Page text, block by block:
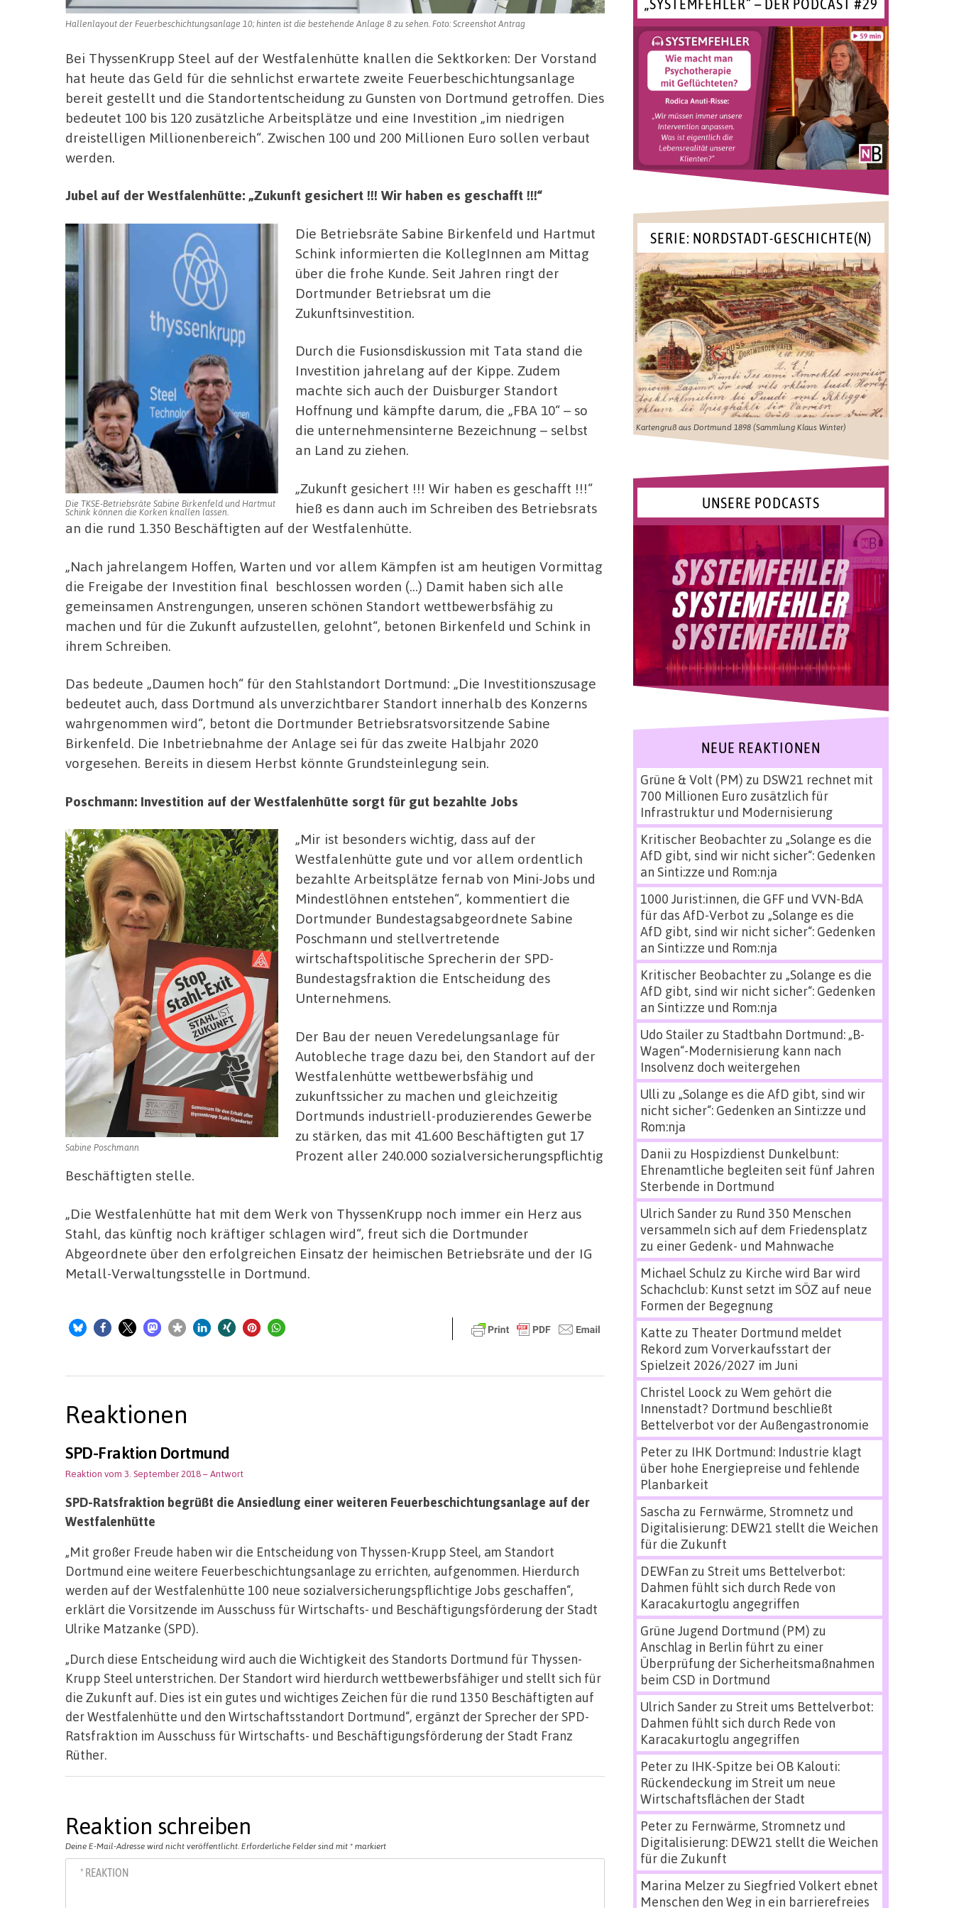
Hallenlayout der Feuerbeschichtungsanlage 10; hinten ist die bestehende Anlage 8 zu sehen. Foto: Screenshot Antrag
Bei ThyssenKrupp Steel auf der Westfalenhütte knallen die Sektkorken: Der Vorstand
hat heute das Geld für die sehnlichst erwartete zweite Feuerbeschichtungsanlage
bereit gestellt und die Standortentscheidung zu Gunsten von Dortmund getroffen. Dies
bedeutet 100 bis 120 zusätzliche Arbeitsplätze und eine Investition „im niedrigen
dreistelligen Millionenbereich“. Zwischen 100 und 200 Millionen Euro sollen verbaut
werden.
Jubel auf der Westfalenhütte: „Zukunft gesichert !!! Wir haben es geschafft !!!“
Die TKSE-Betriebsräte Sabine Birkenfeld und Hartmut
Schink können die Korken knallen lassen.
Die Betriebsräte Sabine Birkenfeld und Hartmut
Schink informierten die KollegInnen am Mittag
über die frohe Kunde. Seit Jahren ringt der
Dortmunder Betriebsrat um die
Zukunftsinvestition.
Durch die Fusionsdiskussion mit Tata stand die
Investition jahrelang auf der Kippe. Zudem
machte sich auch der Duisburger Standort
Hoffnung und kämpfte darum, die „FBA 10“ – so
die unternehmensinterne Bezeichnung – selbst
an Land zu ziehen.
„Zukunft gesichert !!! Wir haben es geschafft !!!“
hieß es dann auch im Schreiben des Betriebsrats
an die rund 1.350 Beschäftigten auf der Westfalenhütte.
„Nach jahrelangem Hoffen, Warten und vor allem Kämpfen ist am heutigen Vormittag
die Freigabe der Investition final beschlossen worden (…) Damit haben sich alle
gemeinsamen Anstrengungen, unseren schönen Standort wettbewerbsfähig zu
machen und für die Zukunft aufzustellen, gelohnt“, betonen Birkenfeld und Schink in
ihrem Schreiben.
Das bedeute „Daumen hoch“ für den Stahlstandort Dortmund: „Die Investitionszusage
bedeutet auch, dass Dortmund als unverzichtbarer Standort innerhalb des Konzerns
wahrgenommen wird“, betont die Dortmunder Betriebsratsvorsitzende Sabine
Birkenfeld. Die Inbetriebnahme der Anlage sei für das zweite Halbjahr 2020
vorgesehen. Bereits in diesem Herbst könnte Grundsteinlegung sein.
Poschmann: Investition auf der Westfalenhütte sorgt für gut bezahlte Jobs
Sabine Poschmann
„Mir ist besonders wichtig, dass auf der
Westfalenhütte gute und vor allem ordentlich
bezahlte Arbeitsplätze fernab von Mini-Jobs und
Mindestlöhnen entstehen“, kommentiert die
Dortmunder Bundestagsabgeordnete Sabine
Poschmann und stellvertretende
wirtschaftspolitische Sprecherin der SPD-
Bundestagsfraktion die Entscheidung des
Unternehmens.
Der Bau der neuen Veredelungsanlage für
Autobleche trage dazu bei, den Standort auf der
Westfalenhütte wettbewerbsfähig und
zukunftssicher zu machen und gleichzeitig
Dortmunds industriell-produzierendes Gewerbe
zu stärken, das mit 41.600 Beschäftigten gut 17
Prozent aller 240.000 sozialversicherungspflichtig
Beschäftigten stelle.
„Die Westfalenhütte hat mit dem Werk von ThyssenKrupp noch immer ein Herz aus
Stahl, das künftig noch kräftiger schlagen wird“, freut sich die Dortmunder
Abgeordnete über den erfolgreichen Einsatz der heimischen Betriebsräte und der IG
Metall-Verwaltungsstelle in Dortmund.
Reaktionen
SPD-Fraktion Dortmund
Reaktion vom 3. September 2018– Antwort
SPD-Ratsfraktion begrüßt die Ansiedlung einer weiteren Feuerbeschichtungsanlage auf der
Westfalenhütte
„Mit großer Freude haben wir die Entscheidung von Thyssen-Krupp Steel, am Standort
Dortmund eine weitere Feuerbeschichtungsanlage zu errichten, aufgenommen. Hierdurch
werden auf der Westfalenhütte 100 neue sozialversicherungspflichtige Jobs geschaffen“,
erklärt die Vorsitzende im Ausschuss für Wirtschafts- und Beschäftigungsförderung der Stadt
Ulrike Matzanke (SPD).
„Durch diese Entscheidung wird auch die Wichtigkeit des Standorts Dortmund für Thyssen-
Krupp Steel unterstrichen. Der Standort wird hierdurch wettbewerbsfähiger und stellt sich für
die Zukunft auf. Dies ist ein gutes und wichtiges Zeichen für die rund 1350 Beschäftigten auf
der Westfalenhütte und den Wirtschaftsstandort Dortmund“, ergänzt der Sprecher der SPD-
Ratsfraktion im Ausschuss für Wirtschafts- und Beschäftigungsförderung der Stadt Franz
Rüther.
Reaktion schreiben
Deine E-Mail-Adresse wird nicht veröffentlicht. Erforderliche Felder sind mit * markiert
„SYSTEMFEHLER“ – DER PODCAST #29
SERIE: NORDSTADT-GESCHICHTE(N)
Kartengruß aus Dortmund 1898 (Sammlung Klaus Winter)
UNSERE PODCASTS
NEUE REAKTIONEN
Grüne & Volt (PM) zu DSW21 rechnet mit
700 Millionen Euro zusätzlich für
Infrastruktur und Modernisierung
Kritischer Beobachterzu „Solange es die
AfD gibt, sind wir nicht sicher“: Gedenken
an Sinti:zze und Rom:nja
1000 Jurist:innen, die GFF und VVN-BdA
für das AfD-Verbot zu „Solange es die
AfD gibt, sind wir nicht sicher“: Gedenken
an Sinti:zze und Rom:nja
Kritischer Beobachterzu „Solange es die
AfD gibt, sind wir nicht sicher“: Gedenken
an Sinti:zze und Rom:nja
Udo Stailerzu Stadtbahn Dortmund: „B-
Wagen“-Modernisierung kann nach
Insolvenz doch weitergehen
Ulli zu „Solange es die AfD gibt, sind wir
nicht sicher“: Gedenken an Sinti:zze und
Rom:nja
Danii zu Hospizdienst Dunkelbunt:
Ehrenamtliche begleiten seit fünf Jahren
Sterbende in Dortmund
Ulrich Sanderzu Rund 350 Menschen
versammeln sich auf dem Friedensplatz
zu einer Gedenk- und Mahnwache
Michael Schulz zu Kirche wird Bar wird
Schachclub: Kunst setzt im SÖZ auf neue
Formen der Begegnung
Katte zu Theater Dortmund meldet
Rekord zum Vorverkaufsstart der
Spielzeit 2026/2027 im Juni
Christel Loock zu Wem gehört die
Innenstadt? Dortmund beschließt
Bettelverbot vor der Außengastronomie
Peterzu IHK Dortmund: Industrie klagt
über hohe Energiepreise und fehlende
Planbarkeit
Sascha zu Fernwärme, Stromnetz und
Digitalisierung: DEW21 stellt die Weichen
für die Zukunft
DEWFan zu Streit ums Bettelverbot:
Dahmen fühlt sich durch Rede von
Karacakurtoglu angegriffen
Grüne Jugend Dortmund (PM) zu
Anschlag in Berlin führt zu einer
Überprüfung der Sicherheitsmaßnahmen
beim CSD in Dortmund
Ulrich Sanderzu Streit ums Bettelverbot:
Dahmen fühlt sich durch Rede von
Karacakurtoglu angegriffen
Peterzu IHK-Spitze bei OB Kalouti:
Rückendeckung im Streit um neue
Wirtschaftsflächen der Stadt
Peterzu Fernwärme, Stromnetz und
Digitalisierung: DEW21 stellt die Weichen
für die Zukunft
Marina Melzerzu Siegfried Volkert ebnet
Menschen den Weg in ein barrierefreies